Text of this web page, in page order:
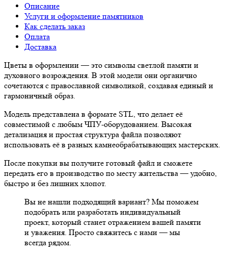
Описание
Услуги и оформление памятников
Как сделать заказ
Оплата
Доставка
Цветы в оформлении — это символы светлой памяти и
духовного возрождения. В этой модели они органично
сочетаются с православной символикой, создавая единый и
гармоничный образ.
Модель представлена в формате STL, что делает её
совместимой с любым ЧПУ-оборудованием. Высокая
детализация и простая структура файла позволяют
использовать её в разных камнеобрабатывающих мастерских.
После покупки вы получите готовый файл и сможете
передать его в производство по месту жительства — удобно,
быстро и без лишних хлопот.
Вы не нашли подходящий вариант? Мы поможем
подобрать или разработать индивидуальный
проект, который станет отражением вашей памяти
и уважения. Просто свяжитесь с нами — мы
всегда рядом.